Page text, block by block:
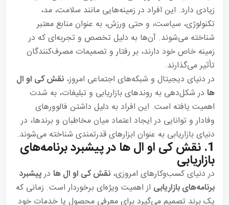
زیادی دارد. این افراد در زمینه‌هایی مانند سلامت، مد،
تکنولوژی، سیاست، و حتی ورزش، به عنوان منابع معتبر
شناخته می‌شوند. آن‌ها به دلیل تخصص و تجربه‌ای که در
زمینه خاص خود دارند، بر رفتار و تصمیمات مصرف‌کنندگان
تأثیر می‌گذارند.
در دنیای دیجیتال و شبکه‌های اجتماعی امروز، نقش کی او ال
ها در شکل‌دهی به روند‌های بازاریابی و تبلیغات، به شدت
اهمیت یافته است. این افراد به دلیل داشتن فالوورهای
وفادار و توانایی در ایجاد اعتماد میان مخاطبان و برندها، در
دنیای بازاریابی به عنوان ابزارهای قدرتمندی شناخته می‌شوند.
1. نقش کی او ال ها در پیشبرد برنامه‌های
بازاریابی
در دنیای کسب‌وکارهای امروزی، نقش کی او ال ها درپیشبرد
برنامه‌های بازاریابی از اهمیت ویژه‌ای برخوردار است. زمانی که
یک برند تصمیم می‌گیرد برای معرفی محصول یا خدمات خود